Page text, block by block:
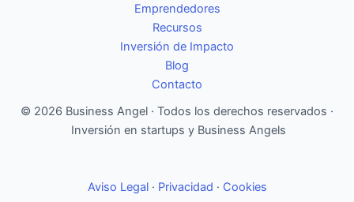
Emprendedores
Recursos
Inversión de Impacto
Blog
Contacto
© 2026 Business Angel · Todos los derechos reservados ·
Inversión en startups y Business Angels
Aviso Legal· Privacidad · Cookies